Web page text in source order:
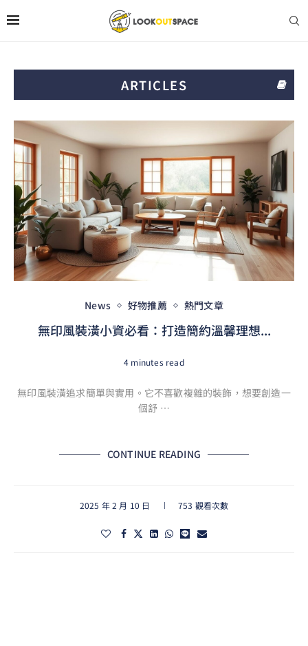
ARTICLES
News 好物推薦 熱門文章
無印風裝潢小資必看：打造簡約溫馨理想...
4 minutes read
無印風裝潢追求簡單與實用。它不喜歡複雜的裝飾，想要創造一
個舒 …
CONTINUE READING
2025 年 2 月 10 日 753 觀看次數